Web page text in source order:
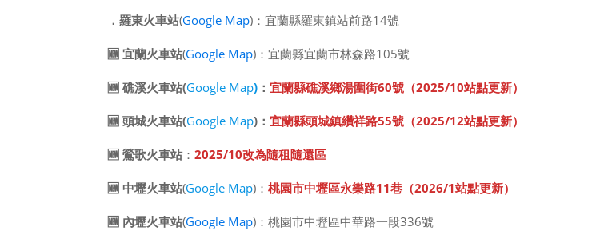
．羅東火車站(Google Map)：宜蘭縣羅東鎮站前路14號
🆕 宜蘭火車站(Google Map)：宜蘭縣宜蘭市林森路105號
🆕 礁溪火車站(Google Map) ：宜蘭縣礁溪鄉湯圍街60號 （2025/10站點更新）
🆕 頭城火車站(Google Map)：宜蘭縣頭城鎮纘祥路55號 （2025/12站點更新）
🆕 鶯歌火車站：2025/10改為隨租隨還區
🆕 中壢火車站(Google Map)：桃園市中壢區永樂路11巷（2026/1站點更新）
🆕 內壢火車站(Google Map)：桃園市中壢區中華路一段336號